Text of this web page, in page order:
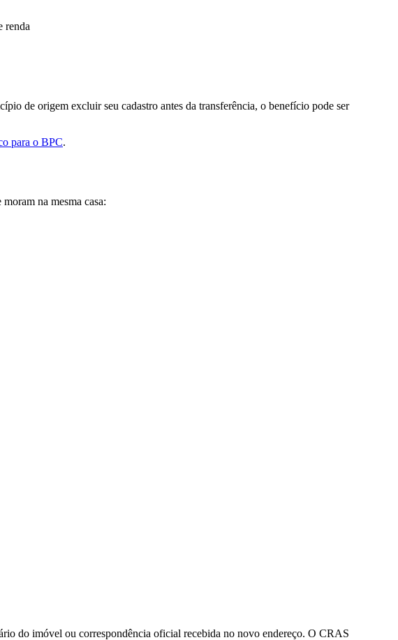
renda
de origem excluir seu cadastro antes da transferência, o benefício pode ser
para o BPC.
moram na mesma casa:
do imóvel ou correspondência oficial recebida no novo endereço. O CRAS